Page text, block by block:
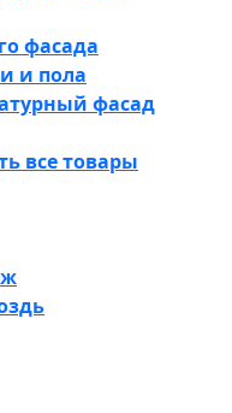
фасада
и пола
фасад
все товары